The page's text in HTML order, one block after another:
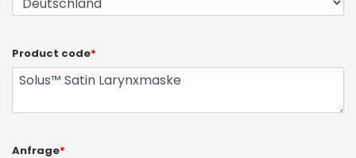
Product code*
Anfrage*